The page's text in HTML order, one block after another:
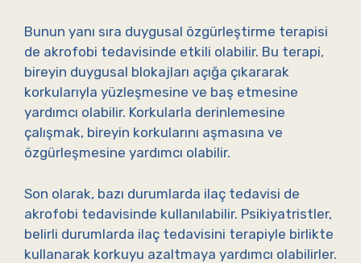
Bunun yanı sıra duygusal özgürleştirme terapisi
de akrofobi tedavisinde etkili olabilir. Bu terapi,
bireyin duygusal blokajları açığa çıkararak
korkularıyla yüzleşmesine ve baş etmesine
yardımcı olabilir. Korkularla derinlemesine
çalışmak, bireyin korkularını aşmasına ve
özgürleşmesine yardımcı olabilir.
Son olarak, bazı durumlarda ilaç tedavisi de
akrofobi tedavisinde kullanılabilir. Psikiyatristler,
belirli durumlarda ilaç tedavisini terapiyle birlikte
kullanarak korkuyu azaltmaya yardımcı olabilirler.